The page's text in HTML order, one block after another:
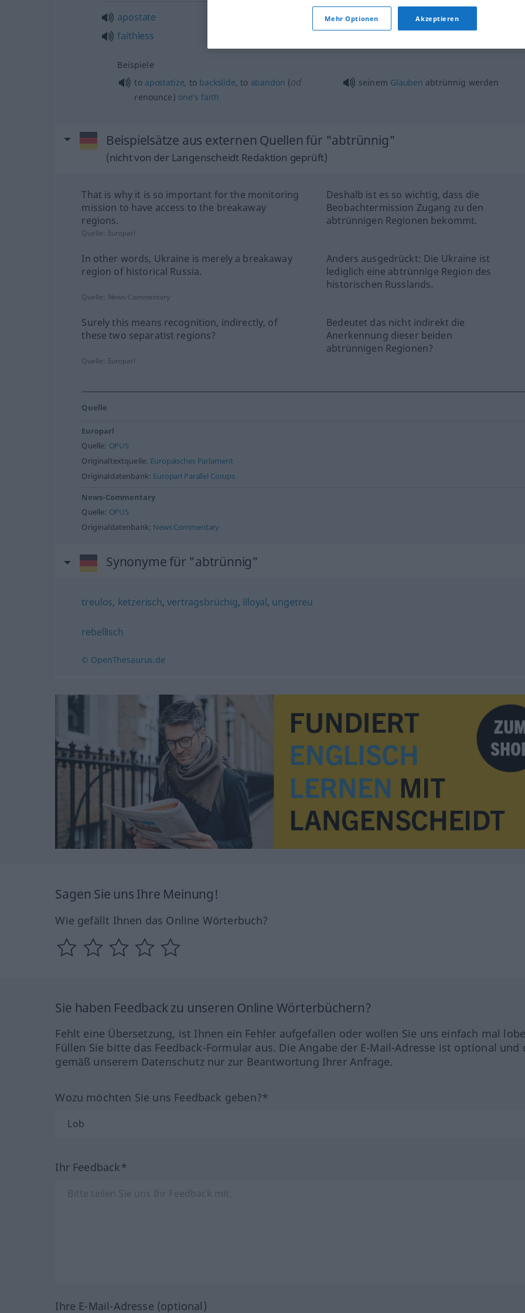
apostate
faithless
abtrünnig
Beispiele
to apostatize, to backslide, to abandon (od
renounce) one’s faith
seinem Glauben abtrünnig werden
Beispielsätze aus externen Quellen für "abtrünnig"
(nicht von der Langenscheidt Redaktion geprüft)
That is why it is so important for the monitoring
mission to have access to the breakaway
regions.
Deshalb ist es so wichtig, dass die
Beobachtermission Zugang zu den
abtrünnigen Regionen bekommt.
Quelle: Europarl
In other words, Ukraine is merely a breakaway
region of historical Russia.
Anders ausgedrückt: Die Ukraine ist
lediglich eine abtrünnige Region des
historischen Russlands.
Quelle: News-Commentary
Surely this means recognition, indirectly, of
these two separatist regions?
Bedeutet das nicht indirekt die
Anerkennung dieser beiden
abtrünnigen Regionen?
Quelle: Europarl
Quelle
Europarl
Quelle: OPUS
Originaltextquelle: Europäisches Parlament
Originaldatenbank: Europarl Parallel Corups
News-Commentary
Quelle: OPUS
Originaldatenbank: News Commentary
Synonyme für "abtrünnig"
treulos, ketzerisch,vertragsbrüchig, illoyal, ungetreu
rebellisch
© OpenThesaurus.de
Sagen Sie uns Ihre Meinung!
Wie gefällt Ihnen das Online Wörterbuch?
Sie haben Feedback zu unseren Online Wörterbüchern?
Fehlt eine Übersetzung, ist Ihnen ein Fehler aufgefallen oder wollen Sie uns einfach mal
Füllen Sie bitte das Feedback-Formular aus. Die Angabe der E-Mail-Adresse ist optional und
gemäß unserem Datenschutz nur zur Beantwortung Ihrer Anfrage.
Wozu möchten Sie uns Feedback geben?*
Ihr Feedback*
Ihre E-Mail-Adresse (optional)
Mehr Optionen Akzeptieren